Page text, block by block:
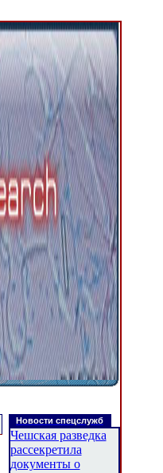
Новости спецслужб
Чешская разведка
рассекретила
документы о